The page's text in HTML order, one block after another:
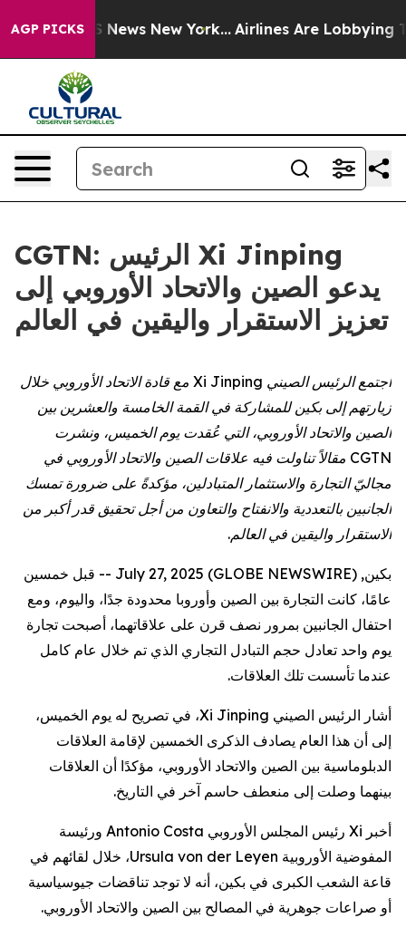
AGP PICKS
CBS News New York... Airlines Are Lobbying To
CGTN: الرئيس Xi Jinping
يدعو الصين والاتحاد الأوروبي إلى
تعزيز الاستقرار واليقين في العالم
اجتمع الرئيس الصيني Xi Jinping مع قادة الاتحاد الأوروبي خلال
زيارتهم إلى بكين للمشاركة في القمة الخامسة والعشرين بين
الصين والاتحاد الأوروبي، التي عُقدت يوم الخميس، ونشرت
CGTN مقالاً تناولت فيه علاقات الصين والاتحاد الأوروبي في
مجاليّ التجارة والاستثمار المتبادلين، مؤكدةً على ضرورة تمسك
الجانبين بالتعددية والانفتاح والتعاون من أجل تحقيق قدر أكبر من
الاستقرار واليقين في العالم.
بكين, July 27, 2025 (GLOBE NEWSWIRE) -- قبل خمسين
عامًا، كانت التجارة بين الصين وأوروبا محدودة جدًا، واليوم، ومع
احتفال الجانبين بمرور نصف قرن على علاقاتهما، أصبحت تجارة
يوم واحد تعادل حجم التبادل التجاري الذي تم خلال عام كامل
عندما تأسست تلك العلاقات.
أشار الرئيس الصيني Xi Jinping، في تصريح له يوم الخميس،
إلى أن هذا العام يصادف الذكرى الخمسين لإقامة العلاقات
الدبلوماسية بين الصين والاتحاد الأوروبي، مؤكدًا أن العلاقات
بينهما وصلت إلى منعطف حاسم آخر في التاريخ.
أخبر Xi رئيس المجلس الأوروبي Antonio Costa ورئيسة
المفوضية الأوروبية Ursula von der Leyen، خلال لقائهم في
قاعة الشعب الكبرى في بكين، أنه لا توجد تناقضات جيوسياسية
أو صراعات جوهرية في المصالح بين الصين والاتحاد الأوروبي.